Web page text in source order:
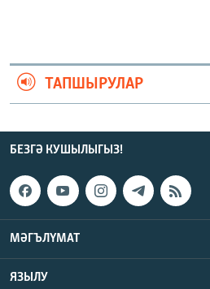
ТАПШЫРУЛАР
БЕЗГӘ КУШЫЛЫГЫЗ!
МӘГЪЛҮМАТ
ЯЗЫЛУ